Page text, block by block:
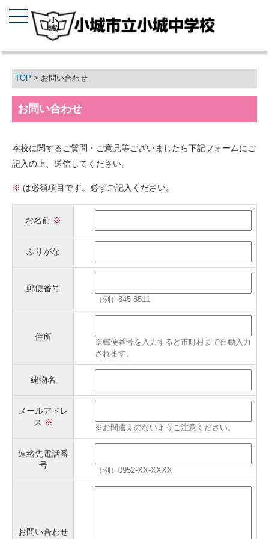
TOP > お問い合わせ
お問い合わせ
本校に関するご質問・ご意見等ございましたら下記フォームにご
記入の上、送信してください。
※ は必須項目です。必ずご記入ください。
お名前※
ふりがな
郵便番号
（例）845-8511
住所
※郵便番号を入力すると市町村まで自動入力
されます。
建物名
メールアドレ
ス ※
※お間違えのないようご注意ください。
連絡先電話番
号
（例）0952-XX-XXXX
お問い合わせ